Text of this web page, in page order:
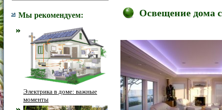
Мы рекомендуем:
Электрика в доме: важные
моменты
Освещение дома